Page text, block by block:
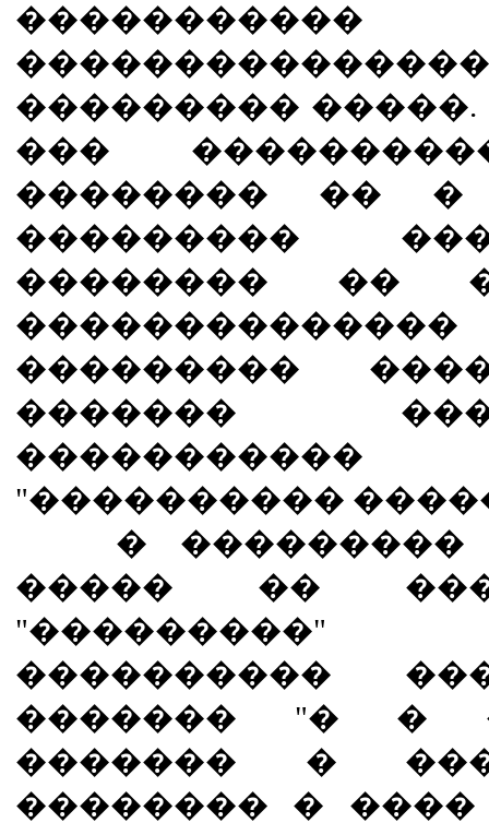
���������
���
�������� �� �
���������
�������� ��
���������
�������
"����������
� ���������
����� ��
"���������"
����������
������� "� �
������� �
�������� � ����